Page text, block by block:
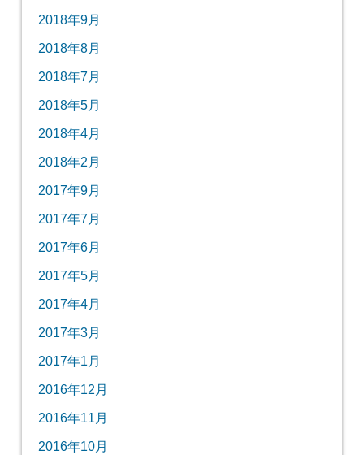
2018年9月
2018年8月
2018年7月
2018年5月
2018年4月
2018年2月
2017年9月
2017年7月
2017年6月
2017年5月
2017年4月
2017年3月
2017年1月
2016年12月
2016年11月
2016年10月